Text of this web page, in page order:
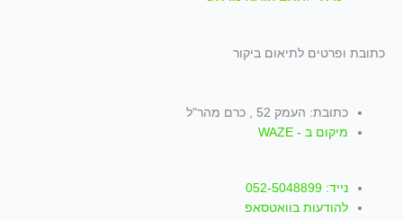
כתובת ופרטים לתיאום ביקור
כתובת: העמק 52 , כרם מהר"ל
מיקום ב - WAZE
נייד: 052-5048899
להודעות בוואטסאפ